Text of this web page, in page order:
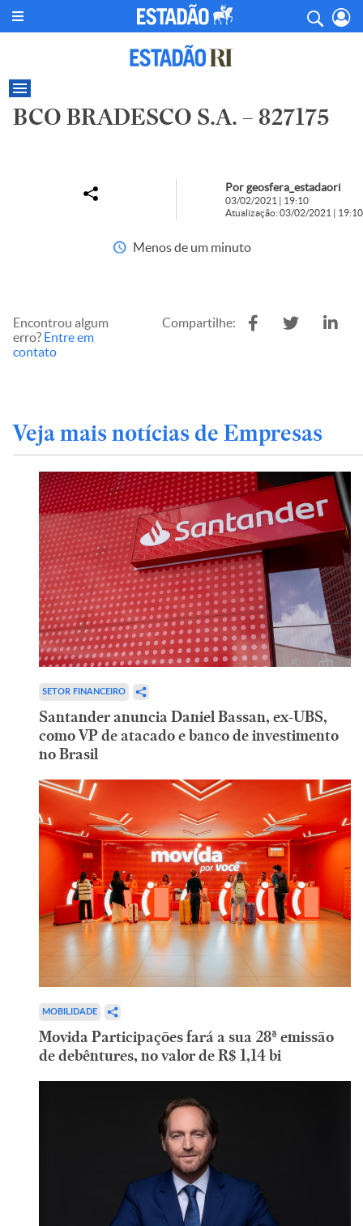
BCO BRADESCO S.A. – 827175
Por geosfera_estadaori
03/02/2021 | 19:10
Atualização: 03/02/2021 | 19:10
Menos de um minuto
Encontrou algum
erro? Entre em
contato
Compartilhe:
Veja mais notícias de Empresas
SETOR FINANCEIRO
Santander anuncia Daniel Bassan, ex-UBS,
como VP de atacado e banco de investimento
no Brasil
MOBILIDADE
Movida Participações fará a sua 28ª emissão
de debêntures, no valor de R$ 1,14 bi